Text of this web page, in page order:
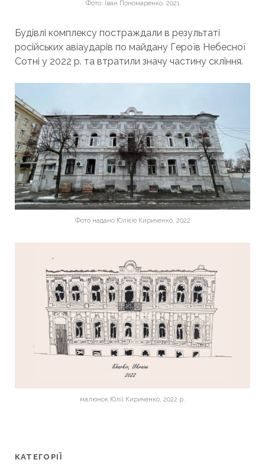
Фото: Іван Пономаренко, 2021
Будівлі комплексу постраждали в результаті
російських авіаударів по майдану Героїв Небесної
Сотні у 2022 р. та втратили значу частину скління.
Фото надано Юлією Кириченко, 2022
малюнок Юлії Кириченко, 2022 р.
КАТЕГОРІЇ